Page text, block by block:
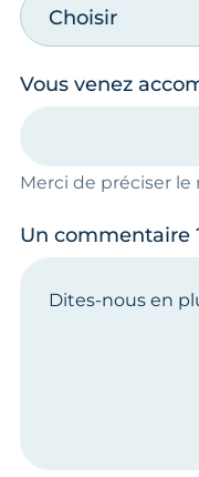
Choisir
Vous venez
Merci de préciser
Un commentaire